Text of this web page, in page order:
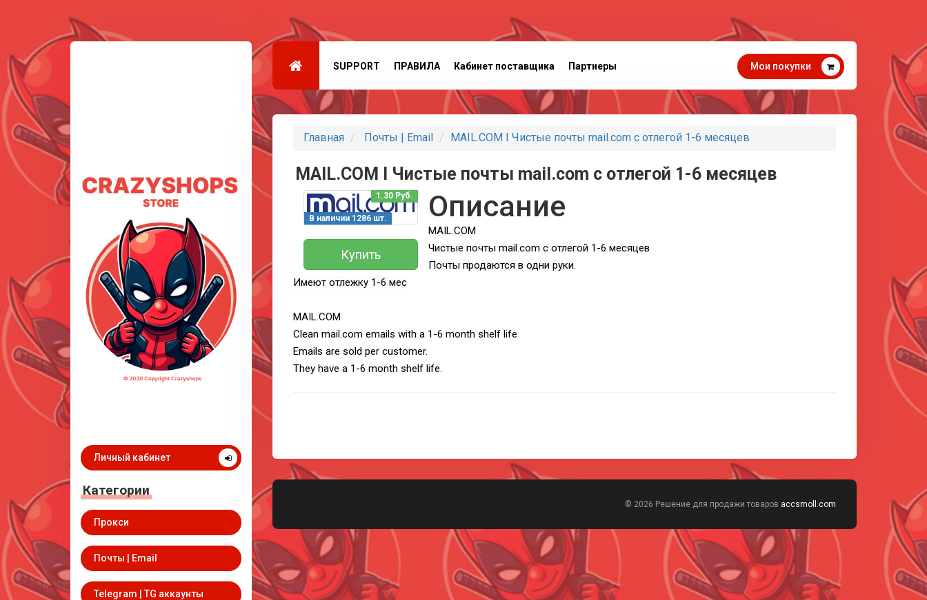
Личный кабинет
Категории
Прокси
Почты | Email
Telegram | TG аккаунты
SUPPORT ПРАВИЛА Кабинет поставщика Партнеры Мои покупки
Главная Почты | Email MAIL.COM I Чистые почты mail.com с отлегой 1-6 месяцев
MAIL.COM I Чистые почты mail.com с отлегой 1-6 месяцев
В наличии 1286 шт.
1.30 Руб.
Купить
Описание
MAIL.COM
Чистые почты mail.com с отлегой 1-6 месяцев
Почты продаются в одни руки.
Имеют отлежку 1-6 мес
MAIL.COM
Clean mail.com emails with a 1-6 month shelf life
Emails are sold per customer.
They have a 1-6 month shelf life.
© 2026 Решение для продажи товаров accsmoll.com